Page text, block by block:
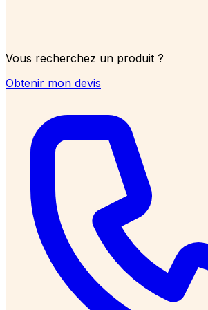
Vous recherchez un produit ?
Obtenir mon devis